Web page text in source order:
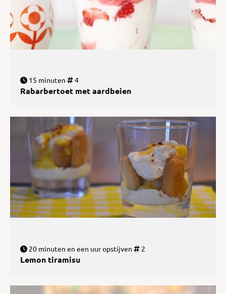
15 minuten 4
Rabarbertoet met aardbeien
20 minuten en een uur opstijven 2
Lemon tiramisu